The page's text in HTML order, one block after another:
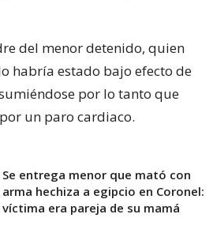
del menor detenido, quien
habría estado bajo efecto de
por lo tanto que
un paro cardiaco.
Se entrega menor que mató con
arma hechiza a egipcio en Coronel:
víctima era pareja de su mamá